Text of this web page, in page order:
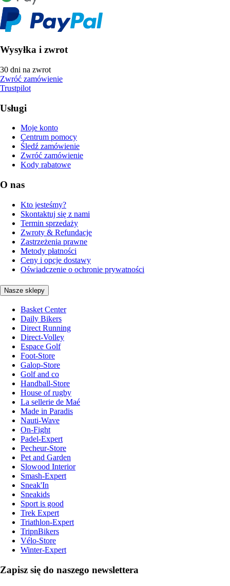
Wysyłka i zwrot
30 dni na zwrot
Zwróć zamówienie
Trustpilot
Usługi
Moje konto
Centrum pomocy
Śledź zamówienie
Zwróć zamówienie
Kody rabatowe
O nas
Kto jesteśmy?
Skontaktuj się z nami
Termin sprzedaży
Zwroty & Refundacje
Zastrzeżenia prawne
Metody płatności
Ceny i opcje dostawy
Oświadczenie o ochronie prywatności
Nasze sklepy
Basket Center
Daily Bikers
Direct Running
Direct-Volley
Espace Golf
Foot-Store
Galop-Store
Golf and co
Handball-Store
House of rugby
La sellerie de Maé
Made in Paradis
Nauti-Wave
On-Fight
Padel-Expert
Pecheur-Store
Pet and Garden
Slowood Interior
Smash-Expert
Sneak'In
Sneakids
Sport is good
Trek Expert
Triathlon-Expert
TripnBikers
Vélo-Store
Winter-Expert
Zapisz się do naszego newslettera